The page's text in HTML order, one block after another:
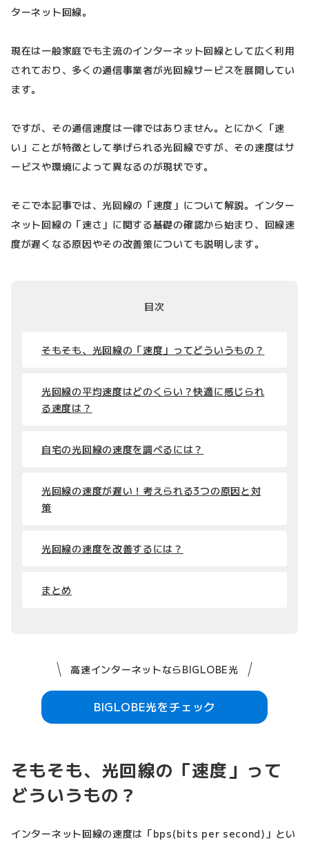
ターネット回線。
現在は一般家庭でも主流のインターネット回線として広く利用
されており、多くの通信事業者が光回線サービスを展開してい
ます。
ですが、その通信速度は一律ではありません。とにかく「速
い」ことが特徴として挙げられる光回線ですが、その速度はサ
ービスや環境によって異なるのが現状です。
そこで本記事では、光回線の「速度」について解説。インター
ネット回線の「速さ」に関する基礎の確認から始まり、回線速
度が遅くなる原因やその改善策についても説明します。
目次
そもそも、光回線の「速度」ってどういうもの？
光回線の平均速度はどのくらい？快適に感じられ
る速度は？
自宅の光回線の速度を調べるには？
光回線の速度が遅い！考えられる3つの原因と対
策
光回線の速度を改善するには？
まとめ
高速インターネットならBIGLOBE光
BIGLOBE光をチェック
そもそも、光回線の「速度」って
どういうもの？
インターネット回線の速度は「bps(bits per second)」とい